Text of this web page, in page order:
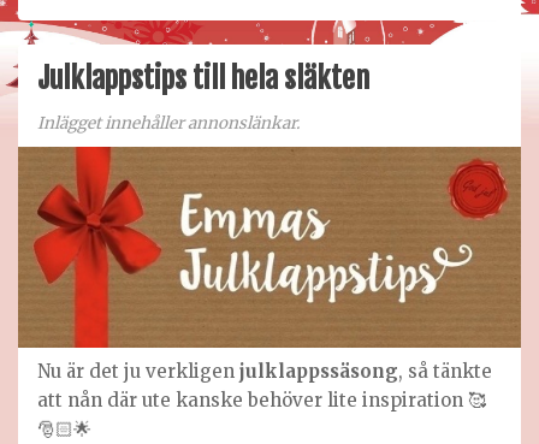
Julklappstips till hela släkten
Inlägget innehåller annonslänkar.
Nu är det ju verkligen julklappssäsong, så tänkte
att nån där ute kanske behöver lite inspiration 🥰
🎅🏻🌟